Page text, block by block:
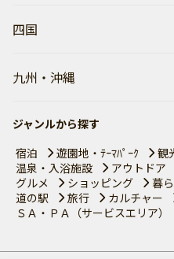
四国
九州・沖縄
ジャンルから探す
宿泊
遊園地・ﾃｰﾏﾊﾟｰｸ 観
温泉・入浴施設
アウトドア
グルメ
ショッピング 暮
道の駅
旅行
カルチャー
ＳＡ・ＰＡ（サービスエリア）